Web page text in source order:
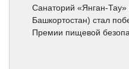
Санаторий «Янган-Тау»
Башкортостан) стал
Премии пищевой